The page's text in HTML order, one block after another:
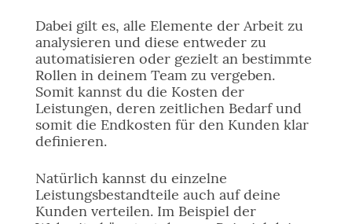
Dabei gilt es, alle Elemente der Arbeit zu
analysieren und diese entweder zu
automatisieren oder gezielt an bestimmte
Rollen in deinem Team zu vergeben.
Somit kannst du die Kosten der
Leistungen, deren zeitlichen Bedarf und
somit die Endkosten für den Kunden klar
definieren.
Natürlich kannst du einzelne
Leistungsbestandteile auch auf deine
Kunden verteilen. Im Beispiel der